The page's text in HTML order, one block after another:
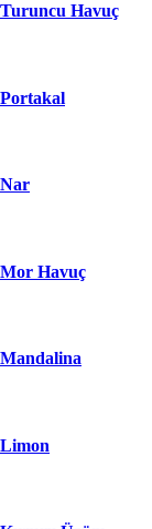
Turuncu Havuç
Portakal
Nar
Mor Havuç
Mandalina
Limon